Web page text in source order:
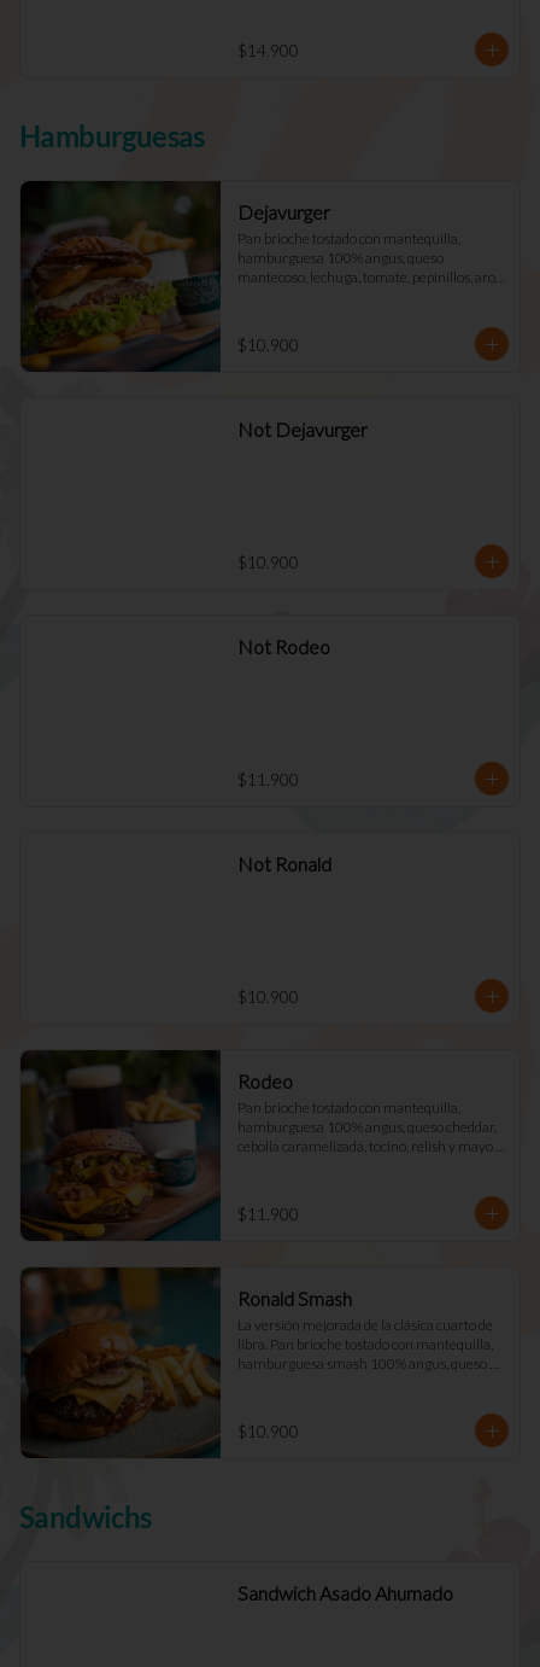
$14.900
Hamburguesas
Dejavurger
Pan brioche tostado con mantequilla,
hamburguesa 100% angus, queso
mantecoso, lechuga, tomate, pepinillos, aros
$10.900
Not Dejavurger
$10.900
Not Rodeo
$11.900
Not Ronald
$10.900
Rodeo
Pan brioche tostado con mantequilla,
hamburguesa 100% angus, queso cheddar,
cebolla caramelizada, tocino, relish y mayo
$11.900
Ronald Smash
La versión mejorada de la clásica cuarto de
libra. Pan brioche tostado con mantequilla,
hamburguesa smash 100% angus, queso
$10.900
Sandwichs
Sandwich Asado Ahumado